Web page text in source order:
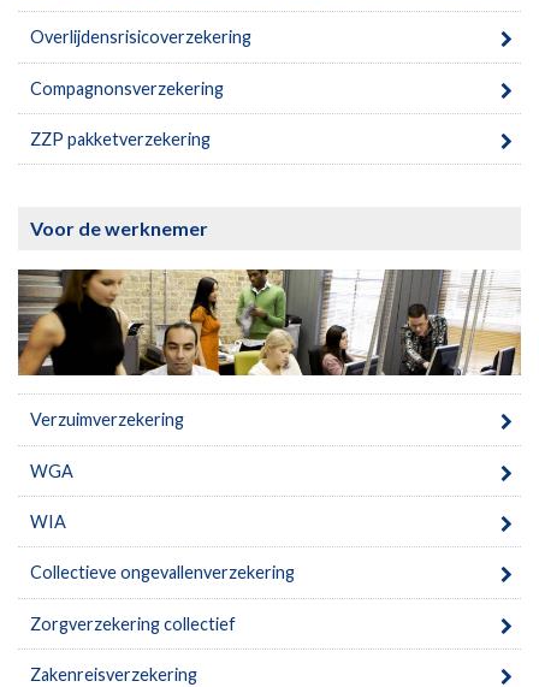
Overlijdensrisicoverzekering
Compagnonsverzekering
ZZP pakketverzekering
Voor de werknemer
Verzuimverzekering
WGA
WIA
Collectieve ongevallenverzekering
Zorgverzekering collectief
Zakenreisverzekering